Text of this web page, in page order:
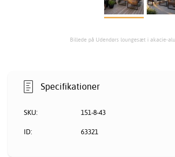
Billede på Udendørs loungesæt i akacie-
Specifikationer
SKU: 151-8-43
ID: 63321